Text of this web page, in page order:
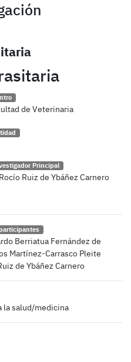
de Veterinaria
Principal
Ruiz de Ybáñez Carnero
Berriatua Fernández de
Martínez-Carrasco Pleite
de Ybáñez Carnero
la salud/medicina